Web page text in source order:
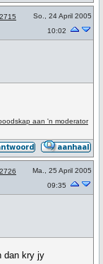
So., 24 April 2005
10:02
aan 'n moderator
Ma., 25 April 2005
09:35
dan kry jy